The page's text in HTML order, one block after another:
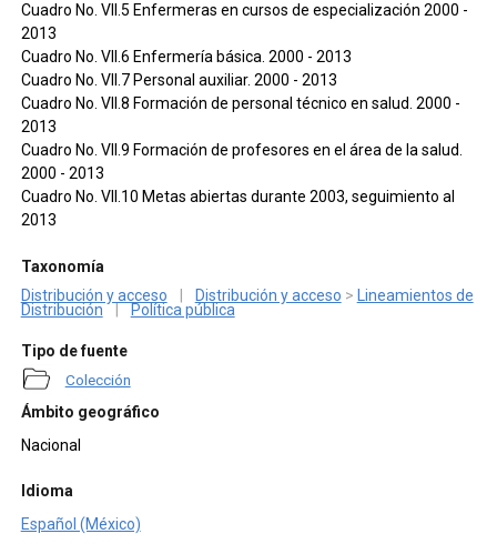
Cuadro No. VII.5 Enfermeras en cursos de especialización 2000 -
2013
Cuadro No. VII.6 Enfermería básica. 2000 - 2013
Cuadro No. VII.7 Personal auxiliar. 2000 - 2013
Cuadro No. VII.8 Formación de personal técnico en salud. 2000 -
2013
Cuadro No. VII.9 Formación de profesores en el área de la salud.
2000 - 2013
Cuadro No. VII.10 Metas abiertas durante 2003, seguimiento al
2013
Taxonomía
Distribución y acceso
Distribución y acceso >
Lineamientos de
Distribución
Política pública
Tipo de fuente
Colección
Ámbito geográfico
Nacional
Idioma
Español (México)